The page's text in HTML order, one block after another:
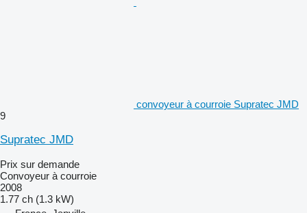
convoyeur à courroie Supratec JMD
9
Supratec JMD
Prix sur demande
Convoyeur à courroie
2008
1.77 ch (1.3 kW)